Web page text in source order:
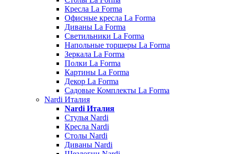
Кресла La Forma
Офисные кресла La Forma
Диваны La Forma
Светильники La Forma
Напольные торшеры La Forma
Зеркала La Forma
Полки La Forma
Картины La Forma
Декор La Forma
Садовые Комплекты La Forma
Nardi Италия
Nardi Италия
Стулья Nardi
Кресла Nardi
Столы Nardi
Диваны Nardi